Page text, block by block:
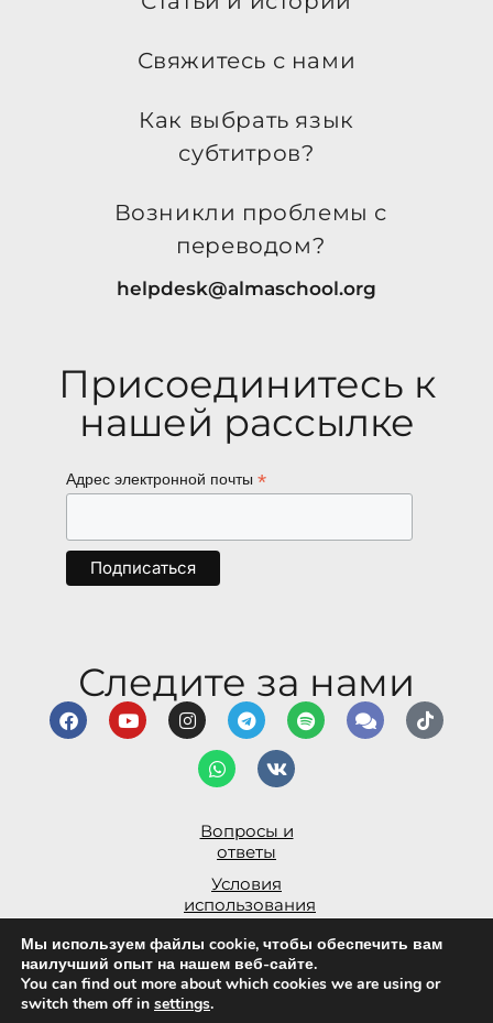
Свяжитесь с нами
Как выбрать язык
субтитров?
Возникли проблемы с
переводом?
helpdesk@almaschool.org
Присоединитесь к
нашей рассылке
Адрес электронной почты *
Следите за нами
Вопросы и
ответы
Условия
использования
Заявление о доступности
Политика
конфиденциальности
Мы используем файлы cookie, чтобы обеспечить вам
наилучший опыт на нашем веб-сайте.
You can find out more about which cookies we are using or
switch them off in settings.